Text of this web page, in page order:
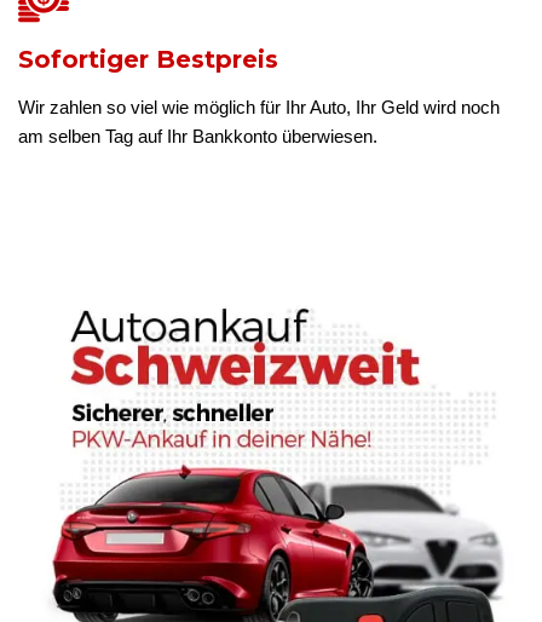
Sofortiger Bestpreis
Wir zahlen so viel wie möglich für Ihr Auto, Ihr Geld wird noch
am selben Tag auf Ihr Bankkonto überwiesen.